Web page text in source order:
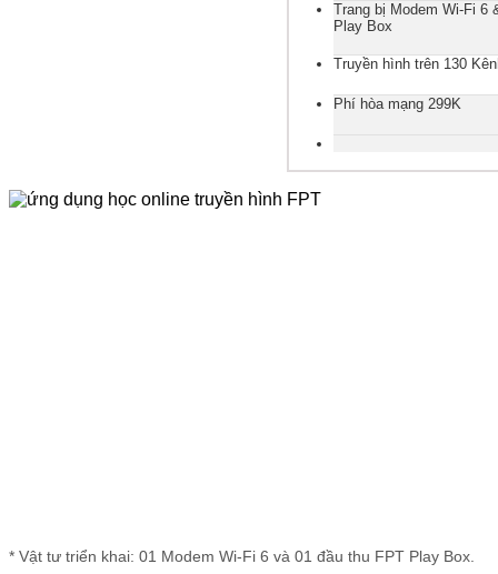
Trang bị Modem Wi-Fi 6
Play Box
Truyền hình trên 130
Phí hòa mạng 299K
* Vật tư triển khai: 01 Modem Wi-Fi 6 và 01 đầu thu FPT Play Box.